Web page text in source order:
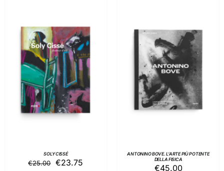
AGGIUNGI AL
CARRELLO
/
DETTAGLI
SOLY CISSÉ
€25.00 Il
€23.75
AGGIUNGI AL
CARRELLO
DETTAGLI
ANTONINO BOVE. L’ARTE PIÙ POTENTE
DELLA FISICA
€45.00